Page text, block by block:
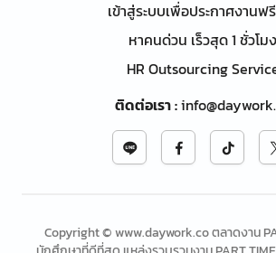
เข้าสู่ระบบเพื่อประกาศงานฟรี
หาคนด่วน เร็วสุด 1 ชั่วโมง
HR Outsourcing
ติดต่อเรา:
Copyright © www.daywork.co ตลาดงาน